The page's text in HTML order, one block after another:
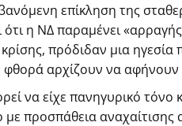
επίκληση της
ότι η ΝΔ παραμένει
πρόδιδαν μια
φθορά αρχίζουν να
να είχε πανηγυρικό
με προσπάθεια